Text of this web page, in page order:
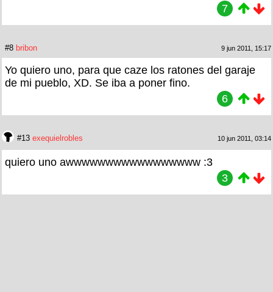
7
#8 bribon 9 jun 2011, 15:17
Yo quiero uno, para que caze los ratones del garaje
de mi pueblo, XD. Se iba a poner fino.
6
#13 exequielrobles 10 jun 2011, 03:14
quiero uno awwwwwwwwwwwwwwwww :3
3